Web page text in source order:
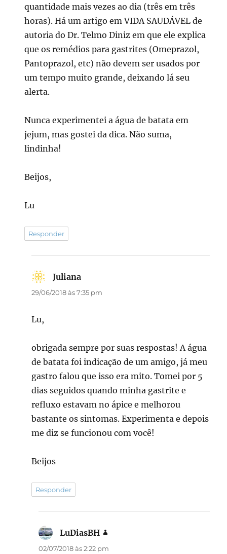
quantidade mais vezes ao dia (três em três
horas). Há um artigo em VIDA SAUDÁVEL de
autoria do Dr. Telmo Diniz em que ele explica
que os remédios para gastrites (Omeprazol,
Pantoprazol, etc) não devem ser usados por
um tempo muito grande, deixando lá seu
alerta.
Nunca experimentei a água de batata em
jejum, mas gostei da dica. Não suma,
lindinha!
Beijos,
Lu
Responder
Juliana
29/06/2018 às 7:35 pm
Lu,
obrigada sempre por suas respostas! A água
de batata foi indicação de um amigo, já meu
gastro falou que isso era mito. Tomei por 5
dias seguidos quando minha gastrite e
refluxo estavam no ápice e melhorou
bastante os sintomas. Experimenta e depois
me diz se funcionou com você!
Beijos
Responder
LuDiasBH
02/07/2018 às 2:22 pm